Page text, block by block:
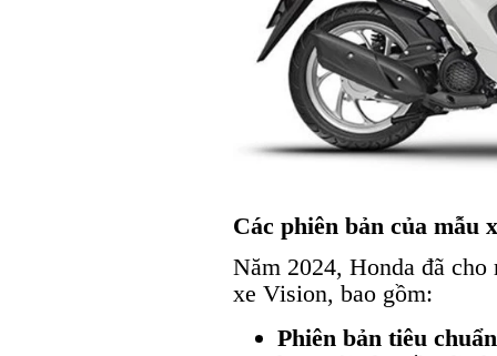
Các phiên bản của mẫu
Năm 2024, Honda đã cho
xe Vision, bao gồm:
Phiên bản tiêu chuẩn